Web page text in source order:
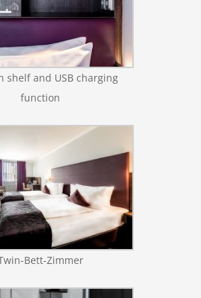
shelf and USB charging
function
Bett-Zimmer